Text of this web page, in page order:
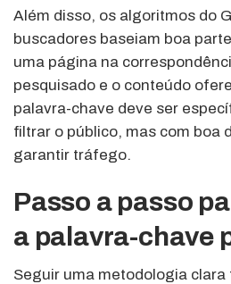
Além disso, os algoritmos do
buscadores baseiam boa
uma página na
pesquisado e o conteúdo
palavra-chave deve ser
filtrar o público, mas com boa
garantir tráfego.
Passo a passo
a palavra-chave
Seguir uma metodologia